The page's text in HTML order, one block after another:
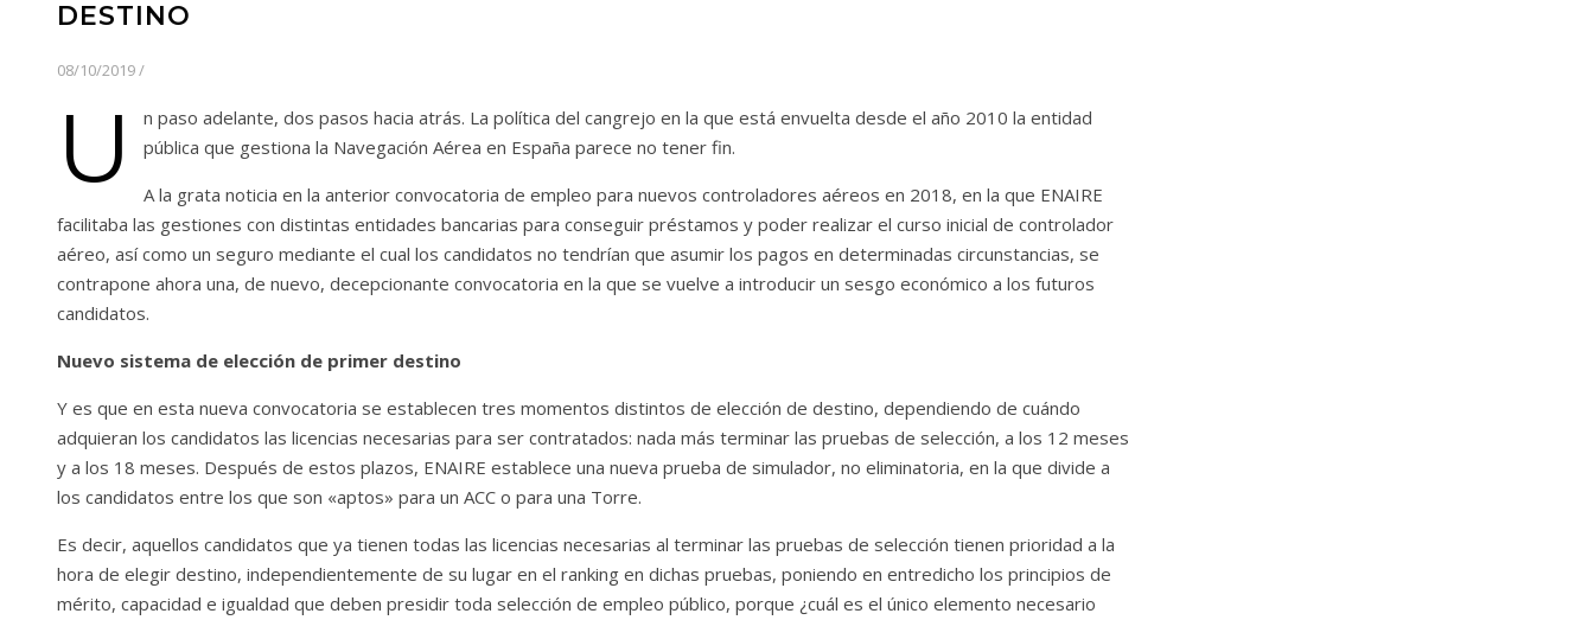
DESTINO
08/10/2019/
U
n paso adelante, dos pasos hacia atrás. La política del cangrejo en la que está envuelta desde el año 2010 la entidad
pública que gestiona la Navegación Aérea en España parece no tener fin.
A la grata noticia en la anterior convocatoria de empleo para nuevos controladores aéreos en 2018, en la que ENAIRE
facilitaba las gestiones con distintas entidades bancarias para conseguir préstamos y poder realizar el curso inicial de controlador
aéreo, así como un seguro mediante el cual los candidatos no tendrían que asumir los pagos en determinadas circunstancias, se
contrapone ahora una, de nuevo, decepcionante convocatoria en la que se vuelve a introducir un sesgo económico a los futuros
candidatos.
Nuevo sistema de elección de primer destino
Y es que en esta nueva convocatoria se establecen tres momentos distintos de elección de destino, dependiendo de cuándo
adquieran los candidatos las licencias necesarias para ser contratados: nada más terminar las pruebas de selección, a los 12 meses
y a los 18 meses. Después de estos plazos, ENAIRE establece una nueva prueba de simulador, no eliminatoria, en la que divide a
los candidatos entre los que son «aptos» para un ACC o para una Torre.
Es decir, aquellos candidatos que ya tienen todas las licencias necesarias al terminar las pruebas de selección tienen prioridad a la
hora de elegir destino, independientemente de su lugar en el ranking en dichas pruebas, poniendo en entredicho los principios de
mérito, capacidad e igualdad que deben presidir toda selección de empleo público, porque ¿cuál es el único elemento necesario